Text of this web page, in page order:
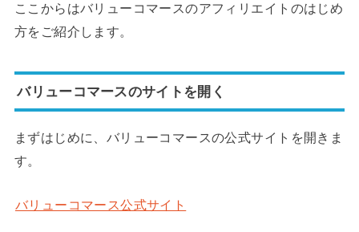
ここからはバリューコマースのアフィリエイトのはじめ
方をご紹介します。
バリューコマースのサイトを開く
まずはじめに、バリューコマースの公式サイトを開きま
す。
バリューコマース公式サイト